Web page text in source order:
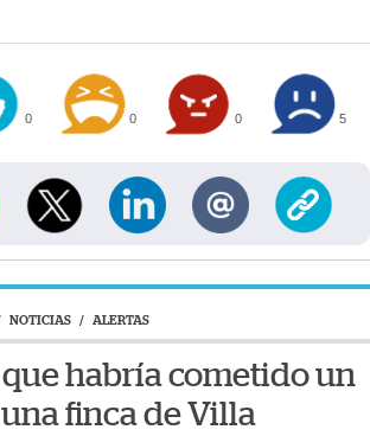
0 0 0 5
NOTICIAS / ALERTAS
habría cometido un
finca de Villa